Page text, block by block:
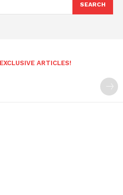
SEARCH
ARTICLES!